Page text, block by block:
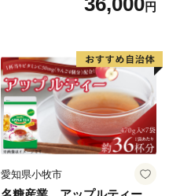
円
愛知県小牧市